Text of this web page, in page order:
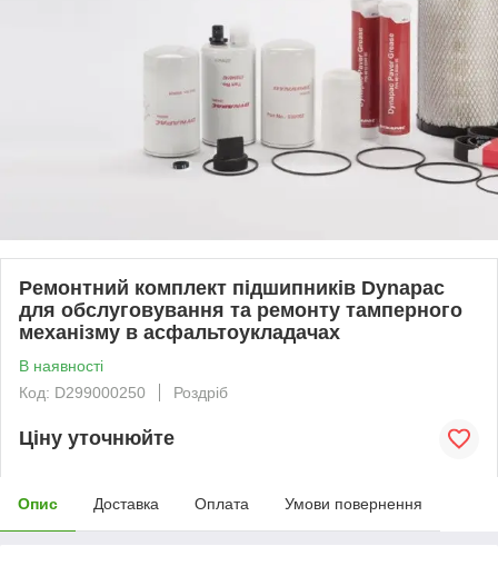
Ремонтний комплект підшипників Dynapac
для обслуговування та ремонту тамперного
механізму в асфальтоукладачах
В наявності
Код: D299000250
Роздріб
Ціну уточнюйте
Опис Доставка Оплата Умови повернення